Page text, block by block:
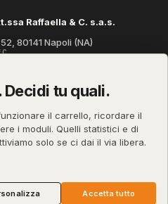
Raffaella & C. s.a.s.
80141 Napoli (NA)
2026
tu quali.
il carrello, ricordare il
i moduli. Quelli statistici e di
solo se ci dai il via libera.
Accetta tutto